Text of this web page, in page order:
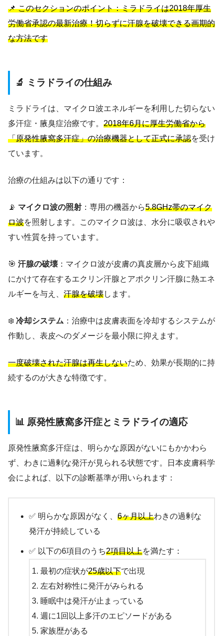
📌 このセクションのポイント：ミラドライは2018年厚生
労働省承認の最新治療！切らずに汗腺を破壊できる画期的
な方法です
🔬 ミラドライの仕組み
ミラドライは、マイクロ波エネルギーを利用した切らない
多汗症・腋臭症治療です。 2018年6月に厚生労働省から
「原発性腋窩多汗症」の治療機器として正式に承認を受け
ています。
治療の仕組みは以下の通りです：
📡 マイクロ波の照射 ：専用の機器から5.8GHz帯のマイク
ロ波を照射します。このマイクロ波は、水分に吸収されや
すい性質を持っています。
🎯 汗腺の破壊：マイクロ波が皮膚の真皮層から皮下組織
にかけて存在するエクリン汗腺とアポクリン汗腺に熱エネ
ルギーを与え、 汗腺を破壊します。
❄️ 冷却システム ：治療中は皮膚表面を冷却するシステムが
作動し、表皮へのダメージを最小限に抑えます。
一度破壊された汗腺は再生しないため、効果が長期的に持
続するのが大きな特徴です。
📊 原発性腋窩多汗症とミラドライの適応
原発性腋窩多汗症は、明らかな原因がないにもかかわら
ず、わきに過剰な発汗が見られる状態です。日本皮膚科学
会によれば、以下の診断基準が用いられます：
✅ 明らかな原因がなく、 6ヶ月以上わきの過剰な
発汗が持続している
✅ 以下の6項目のうち2項目以上を満たす：
最初の症状が25歳以下で出現
左右対称性に発汗がみられる
睡眠中は発汗が止まっている
週に1回以上多汗のエピソードがある
家族歴がある